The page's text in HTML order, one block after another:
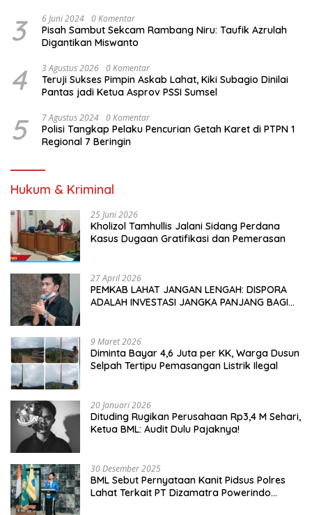
3 6 Juni 2024 0 Komentar
Pisah Sambut Sekcam Rambang Niru: Taufik Azrulah
Digantikan Miswanto
4 3 Agustus 2026 0 Komentar
Teruji Sukses Pimpin Askab Lahat, Kiki Subagio Dinilai
Pantas jadi Ketua Asprov PSSI Sumsel
5 7 Agustus 2024 0 Komentar
Polisi Tangkap Pelaku Pencurian Getah Karet di PTPN 1
Regional 7 Beringin
Hukum & Kriminal
25 Juni 2026
Kholizol Tamhullis Jalani Sidang Perdana
Kasus Dugaan Gratifikasi dan Pemerasan
27 April 2026
PEMKAB LAHAT JANGAN LENGAH: DISPORA
ADALAH INVESTASI JANGKA PANJANG BAGI
9 Maret 2026
Diminta Bayar 4,6 Juta per KK, Warga Dusun
Selpah Tertipu Pemasangan Listrik Ilegal
20 Januari 2026
Dituding Rugikan Perusahaan Rp3,4 M Sehari,
Ketua BML: Audit Dulu Pajaknya!
30 Desember 2025
BML Sebut Pernyataan Kanit Pidsus Polres
Lahat Terkait PT Dizamatra Powerindo